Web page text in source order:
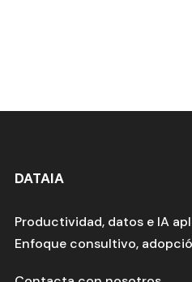
DATAIA
Productividad, datos e IA
Enfoque consultivo,